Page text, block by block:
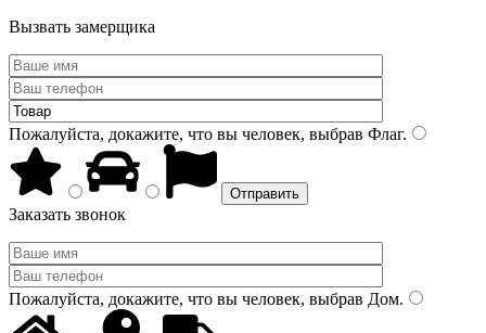
Вызвать замерщика
Пожалуйста, докажите, что вы человек, выбрав Флаг.
Заказать звонок
Пожалуйста, докажите, что вы человек, выбрав Дом.